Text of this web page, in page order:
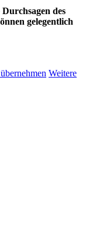
des
gelegentlich
Weitere